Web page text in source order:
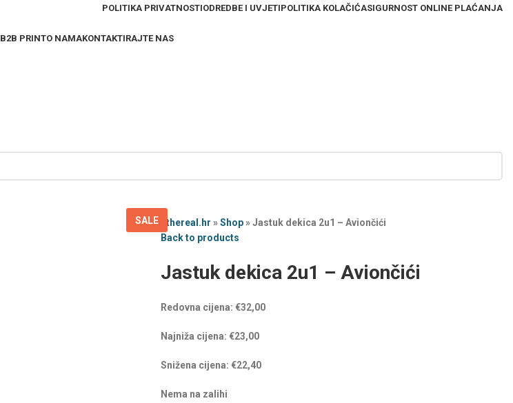
POLITIKA PRIVATNOSTIODREDBE I UVJETIPOLITIKA KOLAČIĆASIGURNOST ONLINE PLAĆANJA
B2B PRINTO NAMAKONTAKTIRAJTE NAS
SALE Ethereal.hr »Shop»Jastuk dekica 2u1 – Aviončići
Back to products
Jastuk dekica 2u1 – Aviončići
Redovna cijena: €32,00
Najniža cijena: €23,00
Snižena cijena: €22,40
Nema na zalihi